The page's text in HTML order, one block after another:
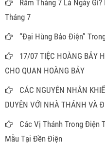
Rằm Tháng 7 Là Ngày
Tháng 7
“Đại Hùng Bảo Điện”
17/07 TIỆC HOÀNG BẢY
CHO QUAN HOÀNG BẢY
CÁC NGUYÊN NHÂN
DUYÊN VỚI NHÀ THÁNH VÀ
ĐỒNGCác Vị Thánh Trong Điện
Mẫu Tại Đền Điện